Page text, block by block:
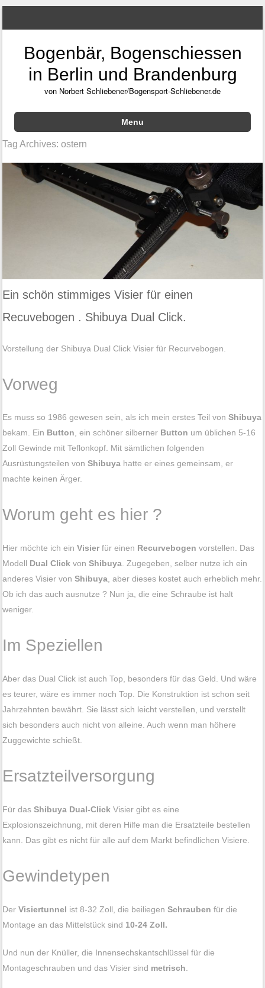
Bogenbär, Bogenschiessen
in Berlin und Brandenburg
von Norbert Schliebener/Bogensport-Schliebener.de
Menu
Skip to content
Tag Archives:ostern
Ein schön stimmiges Visier für einen
Recuvebogen . Shibuya Dual Click.
Vorstellung der Shibuya Dual Click Visier für Recurvebogen.
Vorweg
Es muss so 1986 gewesen sein, als ich mein erstes Teil vonShibuya
bekam. Ein Button, ein schöner silberner Button um üblichen 5-16
Zoll Gewinde mit Teflonkopf. Mit sämtlichen folgenden
Ausrüstungsteilen vonShibuya hatte er eines gemeinsam, er
machte keinen Ärger.
Worum geht es hier ?
Hier möchte ich einVisierfür einen Recurvebogenvorstellen. Das
Modell Dual Click vonShibuya . Zugegeben, selber nutze ich ein
anderes Visier vonShibuya , aber dieses kostet auch erheblich mehr.
Ob ich das auch ausnutze ? Nun ja, die eine Schraube ist halt
weniger.
Im Speziellen
Aber das Dual Click ist auch Top, besonders für das Geld. Und wäre
es teurer, wäre es immer noch Top. Die Konstruktion ist schon seit
Jahrzehnten bewährt. Sie lässt sich leicht verstellen, und verstellt
sich besonders auch nicht von alleine. Auch wenn man höhere
Zuggewichte schießt.
Ersatzteilversorgung
Für dasShibuya Dual-Click Visier gibt es eine
Explosionszeichnung, mit deren Hilfe man die Ersatzteile bestellen
kann. Das gibt es nicht für alle auf dem Markt befindlichen Visiere.
Gewindetypen
DerVisiertunnel ist 8-32 Zoll, die beiliegenSchraubenfür die
Montage an das Mittelstück sind 10-24 Zoll.
Und nun der Knüller, die Innensechskantschlüssel für die
Montageschrauben und das Visier sind metrisch